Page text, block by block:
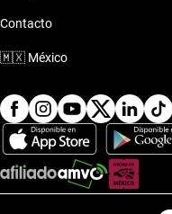
Contacto
🇲🇽 México